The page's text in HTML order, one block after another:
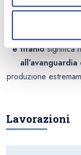
Proxera®porta i
settori industriali,
e titaniosignifica
all’avanguardia
produzione
Lavorazioni